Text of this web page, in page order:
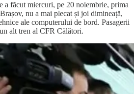
a făcut miercuri, pe 20 noiembrie, prima
nu a mai plecat și joi dimineață,
ale computerului de bord. Pasagerii
alt tren al CFR Călători.